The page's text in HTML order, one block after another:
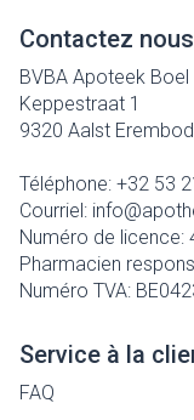
Contactez nous
BVBA Apoteek Boel
Keppestraat 1
9320 Aalst
Téléphone: +32 53
Courriel: info@
Numéro de licence:
Pharmacien
Numéro TVA:
Service à la
FAQ